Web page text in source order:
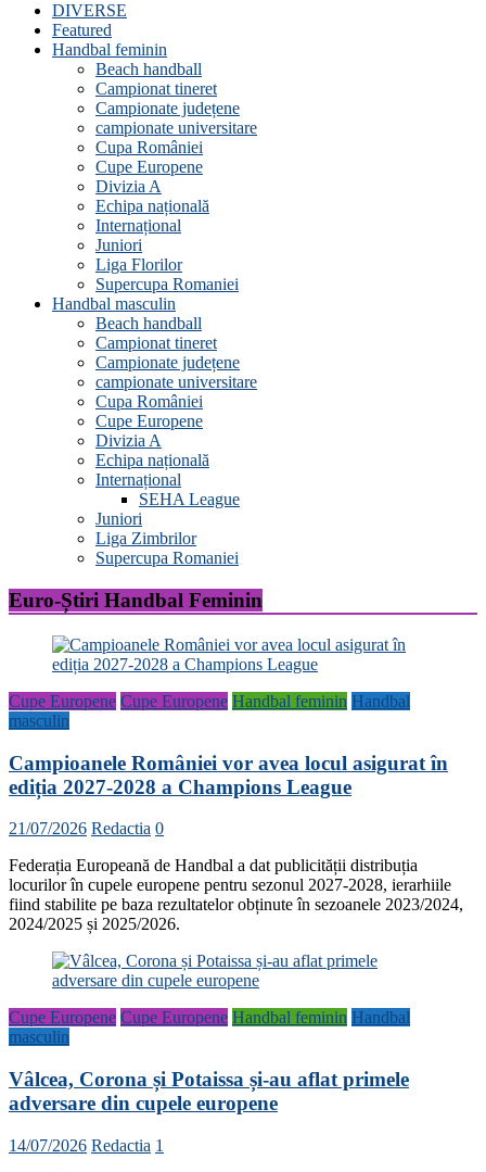
DIVERSE
Featured
Handbal feminin
Beach handball
Campionat tineret
Campionate județene
campionate universitare
Cupa României
Cupe Europene
Divizia A
Echipa națională
Internațional
Juniori
Liga Florilor
Supercupa Romaniei
Handbal masculin
Beach handball
Campionat tineret
Campionate județene
campionate universitare
Cupa României
Cupe Europene
Divizia A
Echipa națională
Internațional
SEHA League
Juniori
Liga Zimbrilor
Supercupa Romaniei
Euro-Știri Handbal Feminin
Cupe Europene Cupe Europene Handbal feminin Handbal
masculin
Campioanele României vor avea locul asigurat în
ediția 2027-2028 a Champions League
21/07/2026 Redactia 0
Federația Europeană de Handbal a dat publicității distribuția
locurilor în cupele europene pentru sezonul 2027-2028, ierarhiile
fiind stabilite pe baza rezultatelor obținute în sezoanele 2023/2024,
2024/2025 și 2025/2026.
Cupe Europene Cupe Europene Handbal feminin Handbal
masculin
Vâlcea, Corona și Potaissa și-au aflat primele
adversare din cupele europene
14/07/2026 Redactia 1